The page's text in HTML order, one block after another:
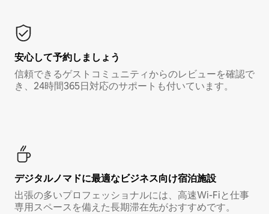
安心して予約しましょう
信頼できるゲストコミュニティからのレビューを確認で
き、24時間365日対応のサポートも付いています。
デジタルノマド⁠に最⁠適⁠なビ⁠ジ⁠ネ⁠ス⁠向⁠け宿⁠泊⁠施⁠設
出張の多いプロフェッショナルには、高速Wi-Fiと仕事
専用スペースを備えた長期滞在先がおすすめです。